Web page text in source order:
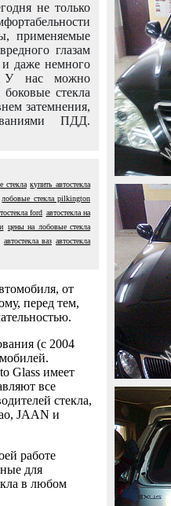
не только
применяемые
глазам
и даже немного
У нас можно
стекла
затемнения,
ПДД.
стекла купить автостекла
лобовые стекла pilkington
ford автостекла на
цены на лобовые стекла
автостекла ваз автостекла
от
перед тем,
(с 2004
Glass имеет
все
стекла,
JAAN и
работе
для
в любом